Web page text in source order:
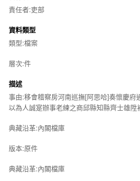
責任者:吏部
資料類型
類型:檔案
層次:件
描述
事由:移會稽察房河南巡撫[阿思哈]奏懷慶府
以為人誠寔辦事老練之商邱縣知縣齊士雄陞
典藏沿革:內閣檔庫
版本:原件
典藏沿革:內閣檔庫